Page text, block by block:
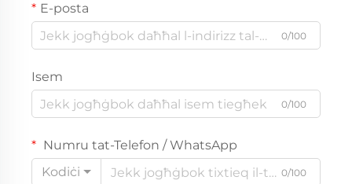
E-posta
0/100
Isem
0/100
Numru tat-Telefon / WhatsApp
Kodiċi
0/100